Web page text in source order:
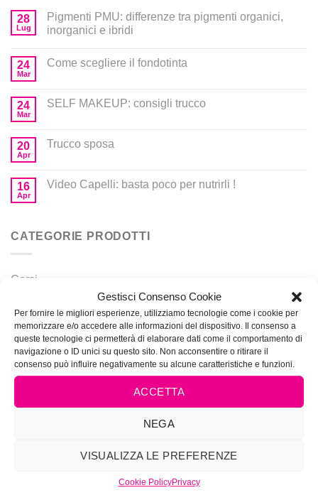
Gestisci Consenso Cookie
Per fornire le migliori esperienze, utilizziamo tecnologie come i cookie per
memorizzare e/o accedere alle informazioni del dispositivo. Il consenso a
queste tecnologie ci permetterà di elaborare dati come il comportamento di
navigazione o ID unici su questo sito. Non acconsentire o ritirare il
consenso può influire negativamente su alcune caratteristiche e funzioni.
ACCETTA
NEGA
VISUALIZZA LE PREFERENZE
Cookie PolicyPrivacy
28
Lug
Pigmenti PMU: differenze tra pigmenti organici,
inorganici e ibridi
24
Mar
Come scegliere il fondotinta
24
Mar
SELF MAKEUP: consigli trucco
20
Apr
Trucco sposa
16
Apr
Video Capelli: basta poco per nutrirli !
CATEGORIE PRODOTTI
Corsi
Vivi Make Up è corsi di make-up, trucco sposa, tatuaggio e
Tecniche e prodotti per ottenere un trucco da star.